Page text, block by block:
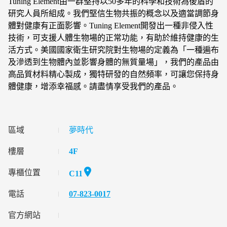
研究人員所組成。我們堅信生物共振的概念以及適當調節身
體對健康有正面影響。Tuning Element開發出一種非侵入性
技術，可支援人體生物場的正常功能，有助於維持健康的生
活方式。美國國家衛生研究院對生物場的定義為「一種遍布
及滲透到生物體內並影響身體的無質量場」，我們的產品由
高品質材料精心製成，獨特研發的自然頻率，可讓您保持身
體健康，增添幸福感。請盡情享受我們的產品。
區域 夢時代
樓層 4F
專櫃位置 C11
電話 07-823-0017
官方網站